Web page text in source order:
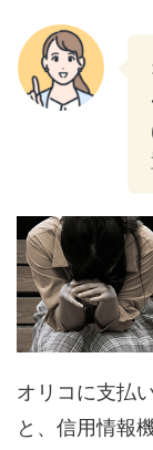
オリコに支払
と、信用情報